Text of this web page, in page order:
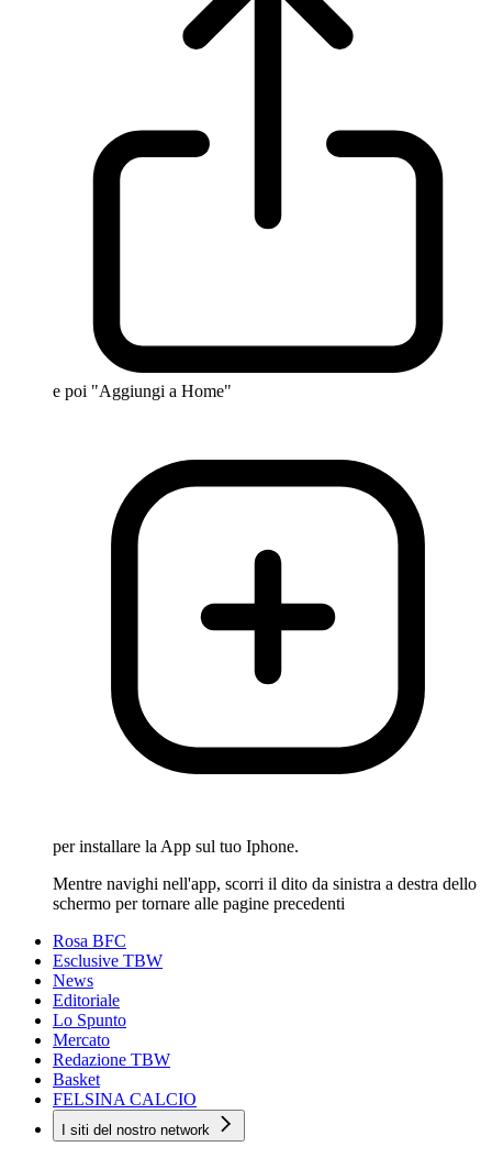
e poi "Aggiungi a Home"
per installare la App sul tuo Iphone.
Mentre navighi nell'app, scorri il dito da sinistra a destra dello
schermo per tornare alle pagine precedenti
Rosa BFC
Esclusive TBW
News
Editoriale
Lo Spunto
Mercato
Redazione TBW
Basket
FELSINA CALCIO
I siti del nostro network